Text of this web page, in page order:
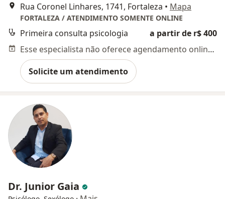
Rua Coronel Linhares, 1741, Fortaleza • Mapa
FORTALEZA / ATENDIMENTO SOMENTE ONLINE
Primeira consulta psicologia
a partir de r$ 400
Esse especialista não oferece agendamento online para esse endereço.
Solicite um atendimento
Dr. Junior Gaia